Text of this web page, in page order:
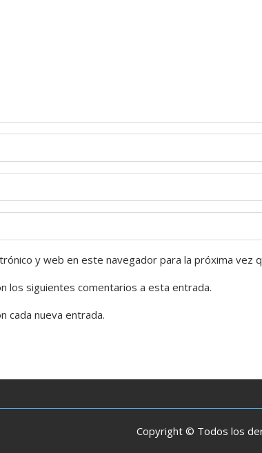
y web en este navegador para la próxima vez
los siguientes comentarios a esta entrada.
cada nueva entrada.
Copyright © Todos los